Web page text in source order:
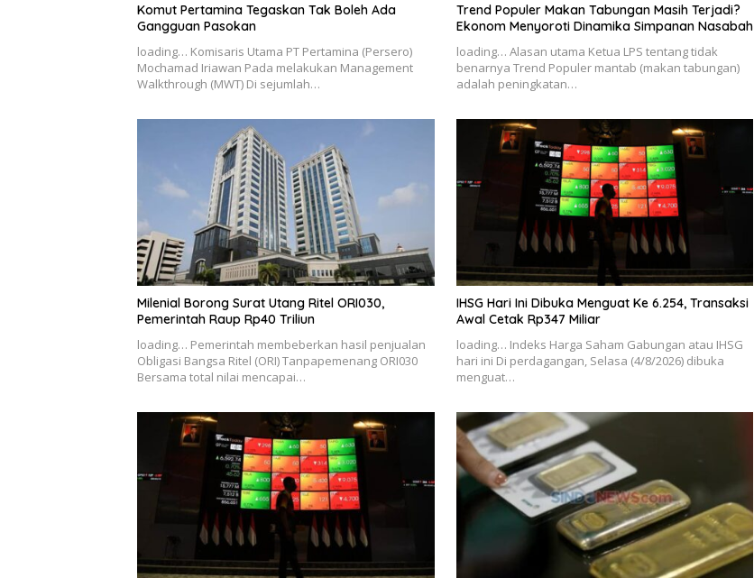
Komut Pertamina Tegaskan Tak Boleh Ada
Gangguan Pasokan
loading… Komisaris Utama PT Pertamina (Persero)
Mochamad Iriawan Pada melakukan Management
Walkthrough (MWT) Di sejumlah…
Trend Populer Makan Tabungan Masih Terjadi?
Ekonom Menyoroti Dinamika Simpanan Nasabah
loading… Alasan utama Ketua LPS tentang tidak
benarnya Trend Populer mantab (makan tabungan)
adalah peningkatan…
Milenial Borong Surat Utang Ritel ORI030,
Pemerintah Raup Rp40 Triliun
loading… Pemerintah membeberkan hasil penjualan
Obligasi Bangsa Ritel (ORI) Tanpapemenang ORI030
Bersama total nilai mencapai…
IHSG Hari Ini Dibuka Menguat Ke 6.254, Transaksi
Awal Cetak Rp347 Miliar
loading… Indeks Harga Saham Gabungan atau IHSG
hari ini Di perdagangan, Selasa (4/8/2026) dibuka
menguat…